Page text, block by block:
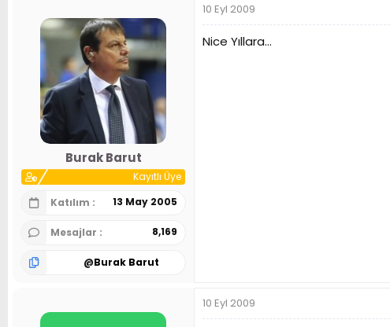
Burak Barut
Kayıtlı Üye
Katılım
13 May 2005
Mesajlar 8,169
@Burak Barut
10 Eyl 2009
Nice Yıllara...
10 Eyl 2009